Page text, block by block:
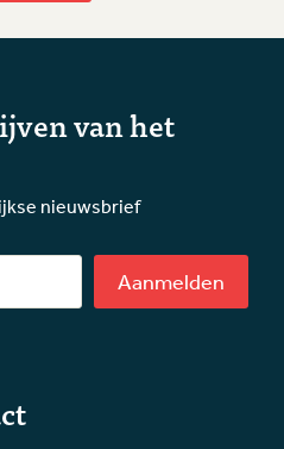
van het
nieuwsbrief
Aanmelden